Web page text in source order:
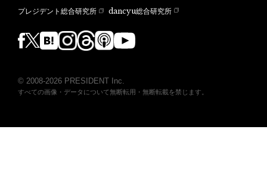
プレジデント総合研究所 dancyu総合研究所
© 2008-2026 PRESIDENT Inc.
すべての画像・データについて無断転用・無断転載を禁じます。